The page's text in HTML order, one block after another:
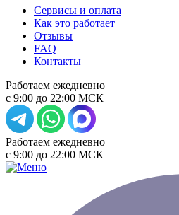
Сервисы и оплата
Как это работает
Отзывы
FAQ
Контакты
Работаем ежедневно
с 9:00 до 22:00 МСК
Работаем ежедневно
с 9:00 до 22:00 МСК